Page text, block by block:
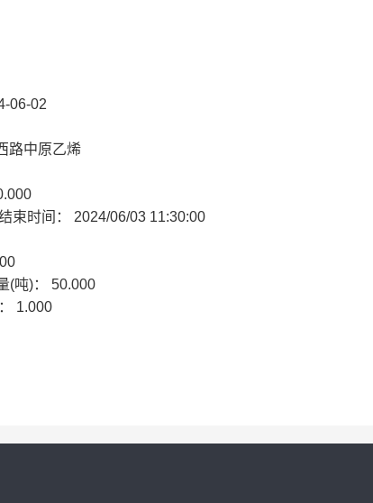
06-02
路中原乙烯
束时间： 2024/06/03 11:30:00
(吨)： 50.000
1.000